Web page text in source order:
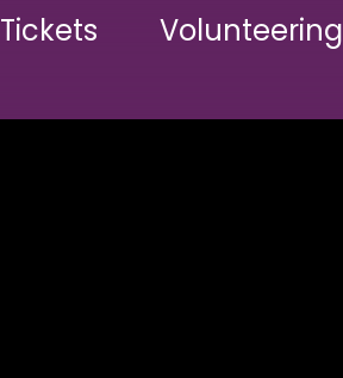
Tickets Volunteering